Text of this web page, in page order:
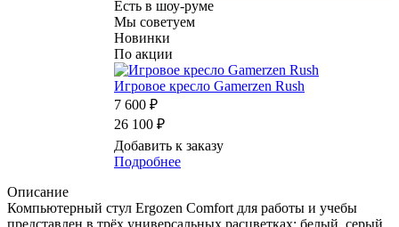
Есть в шоу-руме
Мы советуем
Новинки
По акции
Игровое кресло Gamerzen Rush
7 600 ₽
26 100 ₽
Добавить к заказу
Подробнее
Описание
Компьютерный стул Ergozen Comfort для работы и учебы
представлен в трёх универсальных расцветках: белый, серый